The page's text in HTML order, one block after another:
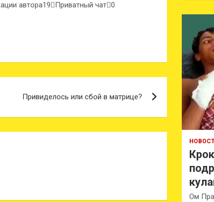
автора19 Приватный чат 0
Привиделось или сбой в матрице?
Ом